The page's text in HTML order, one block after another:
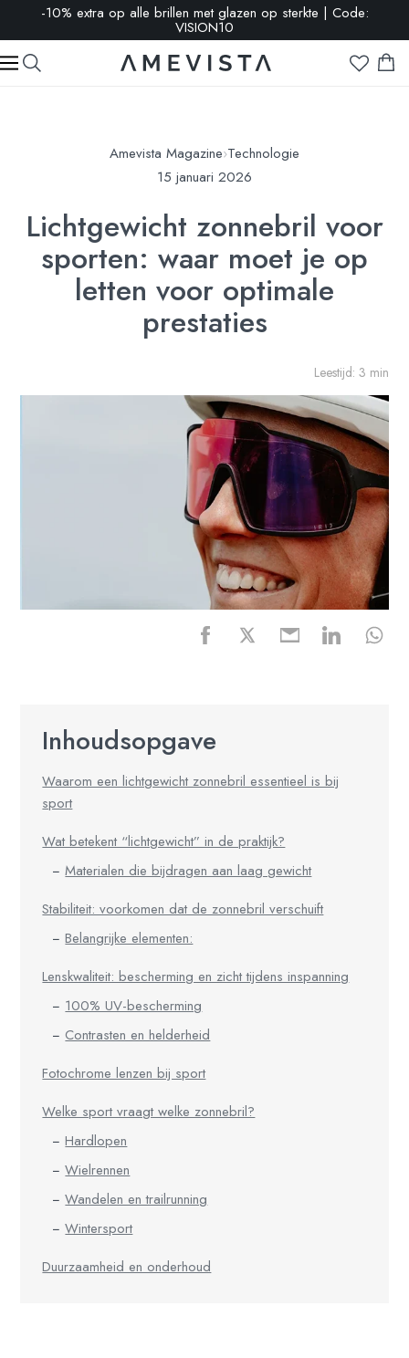
-10% extra op alle brillen met glazen op sterkte | Code:
VISION10
Amevista Magazine›Technologie
15 januari 2026
Lichtgewicht zonnebril voor
sporten: waar moet je op
letten voor optimale
prestaties
Leestijd: 3 min
Inhoudsopgave
Waarom een lichtgewicht zonnebril essentieel is bij
sport
Wat betekent “lichtgewicht” in de praktijk?
Materialen die bijdragen aan laag gewicht
Stabiliteit: voorkomen dat de zonnebril verschuift
Belangrijke elementen:
Lenskwaliteit: bescherming en zicht tijdens inspanning
100% UV-bescherming
Contrasten en helderheid
Fotochrome lenzen bij sport
Welke sport vraagt welke zonnebril?
Hardlopen
Wielrennen
Wandelen en trailrunning
Wintersport
Duurzaamheid en onderhoud